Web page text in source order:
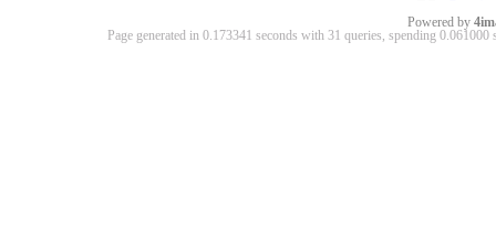
Powered by
Page generated in 0.173341 seconds with 31 queries, spending